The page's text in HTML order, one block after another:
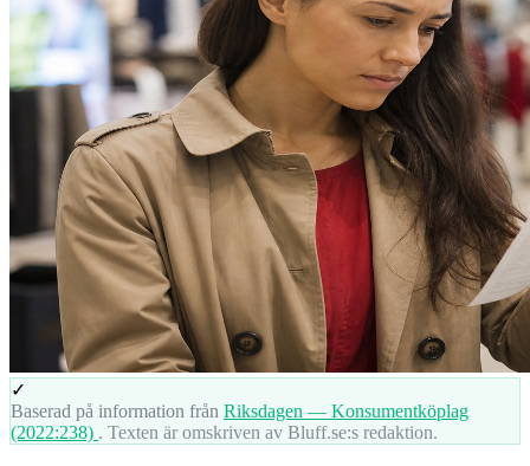
✓
Baserad på information från Riksdagen — Konsumentköplag
(2022:238) . Texten är omskriven av Bluff.se:s redaktion.